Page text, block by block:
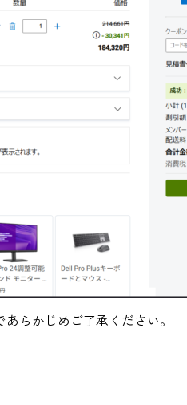
あらかじめご了承ください。